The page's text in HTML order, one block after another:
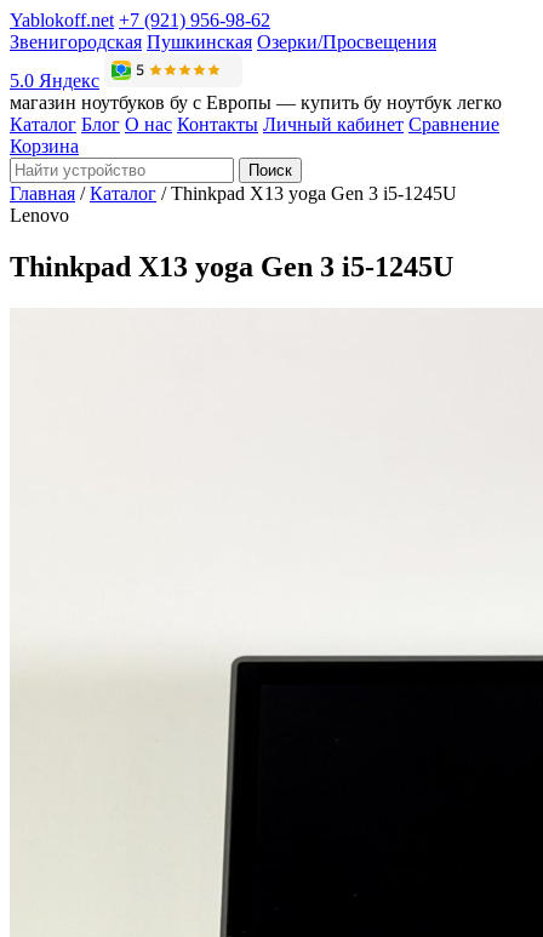
Yablokoff.net +7 (921) 956-98-62
Звенигородская Пушкинская Озерки/Просвещения
5.0 Яндекс
магазин ноутбуков бу с Европы — купить бу ноутбук легко
Каталог Блог О нас Контакты Личный кабинет Сравнение
Корзина
Поиск
Главная / Каталог / Thinkpad X13 yoga Gen 3 i5-1245U
Lenovo
Thinkpad X13 yoga Gen 3 i5-1245U